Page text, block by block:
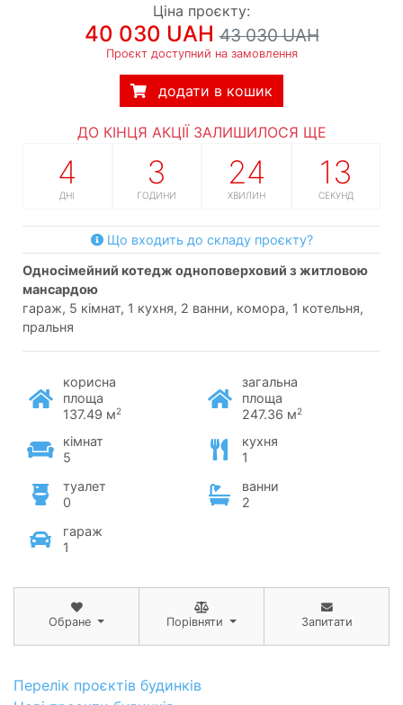
Ціна проєкту:
40 030 UAH43 030 UAH
Проєкт доступний на замовлення
додати в кошик
ДО КІНЦЯ АКЦІЇ ЗАЛИШИЛОСЯ ЩЕ
4
ДНІ
3
ГОДИНИ
24
ХВИЛИН
12
СЕКУНД
Що входить до складу проєкту?
односімейний котедж одноповерховий з житловою
мансардою
гараж, 5 кімнат, 1 кухня, 2 ванни, комора, 1 котельня,
пральня
корисна
площа
137.49 м2
загальна
площа
247.36 м2
кімнат
5
кухня
1
туалет
0
ванни
2
гараж
1
Обране Порівняти Запитати
Перелік проєктів будинків